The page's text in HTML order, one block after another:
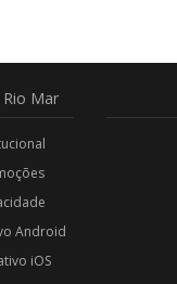
Rio Mar
Android
iOS